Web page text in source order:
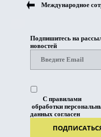
Международное
Подпишитесь на
новостей
С правилами
обработки
данных согласен